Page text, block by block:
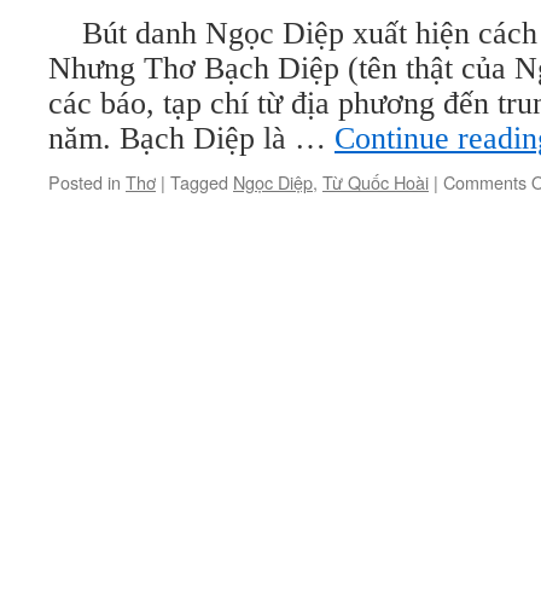
Bút danh Ngọc Diệp xuất hiện
Nhưng Thơ Bạch Diệp (tên thật của
các báo, tạp chí từ địa phương đến
năm. Bạch Diệp là … Continue
Posted in Thơ | Tagged Ngọc Diệp, Từ Quốc Hoài | Comments